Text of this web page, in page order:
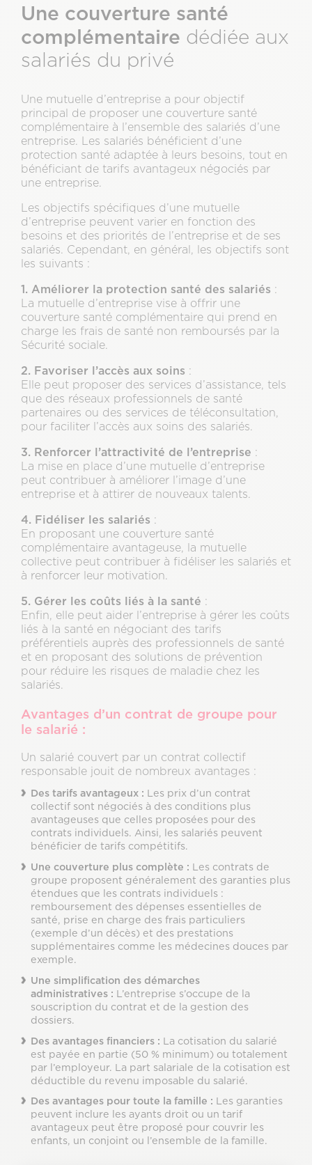
Une couverture santé
complémentaire dédiée aux
salariés du privé
Une mutuelle d’entreprise a pour objectif
principal de proposer une couverture santé
complémentaire à l’ensemble des salariés d’une
entreprise. Les salariés bénéficient d’une
protection santé adaptée à leurs besoins, tout en
bénéficiant de tarifs avantageux négociés par
une entreprise.
Les objectifs spécifiques d’une mutuelle
d’entreprise peuvent varier en fonction des
besoins et des priorités de l’entreprise et de ses
salariés. Cependant, en général, les objectifs sont
les suivants :
1. Améliorer la protection santé des salariés :
La mutuelle d’entreprise vise à offrir une
couverture santé complémentaire qui prend en
charge les frais de santé non remboursés par la
Sécurité sociale.
2. Favoriser l’accès aux soins :
Elle peut proposer des services d’assistance, tels
que des réseaux professionnels de santé
partenaires ou des services de téléconsultation,
pour faciliter l’accès aux soins des salariés.
3. Renforcer l’attractivité de l’entreprise :
La mise en place d’une mutuelle d’entreprise
peut contribuer à améliorer l’image d’une
entreprise et à attirer de nouveaux talents.
4. Fidéliser les salariés :
En proposant une couverture santé
complémentaire avantageuse, la mutuelle
collective peut contribuer à fidéliser les salariés et
à renforcer leur motivation.
5. Gérer les coûts liés à la santé :
Enfin, elle peut aider l’entreprise à gérer les coûts
liés à la santé en négociant des tarifs
préférentiels auprès des professionnels de santé
et en proposant des solutions de prévention
pour réduire les risques de maladie chez les
salariés.
Avantages d’un contrat de groupe pour
le salarié :
Un salarié couvert par un contrat collectif
responsable jouit de nombreux avantages :
Des tarifs avantageux : Les prix d’un contrat
collectif sont négociés à des conditions plus
avantageuses que celles proposées pour des
contrats individuels. Ainsi, les salariés peuvent
bénéficier de tarifs compétitifs.
Une couverture plus complète : Les contrats de
groupe proposent généralement des garanties plus
étendues que les contrats individuels :
remboursement des dépenses essentielles de
santé, prise en charge des frais particuliers
(exemple d’un décès) et des prestations
supplémentaires comme les médecines douces par
exemple.
Une simplification des démarches
administratives : L’entreprise s’occupe de la
souscription du contrat et de la gestion des
dossiers.
Des avantages financiers : La cotisation du salarié
est payée en partie (50 % minimum) ou totalement
par l’employeur. La part salariale de la cotisation est
déductible du revenu imposable du salarié.
Des avantages pour toute la famille : Les garanties
peuvent inclure les ayants droit ou un tarif
avantageux peut être proposé pour couvrir les
enfants, un conjoint ou l’ensemble de la famille.